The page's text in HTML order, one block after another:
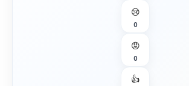
😢
0
😡
0
👍